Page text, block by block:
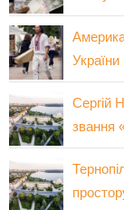
України
Сергій
звання